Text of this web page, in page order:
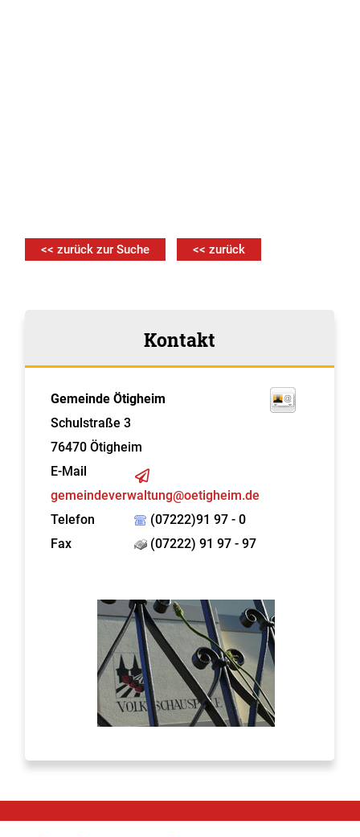
<< zurück zur Suche << zurück
Kontakt
Gemeinde Ötigheim
Schulstraße 3
76470 Ötigheim
E-Mail
gemeindeverwaltung@oetigheim.de
Telefon
(07222)91 97 - 0
Fax
(07222) 91 97 - 97